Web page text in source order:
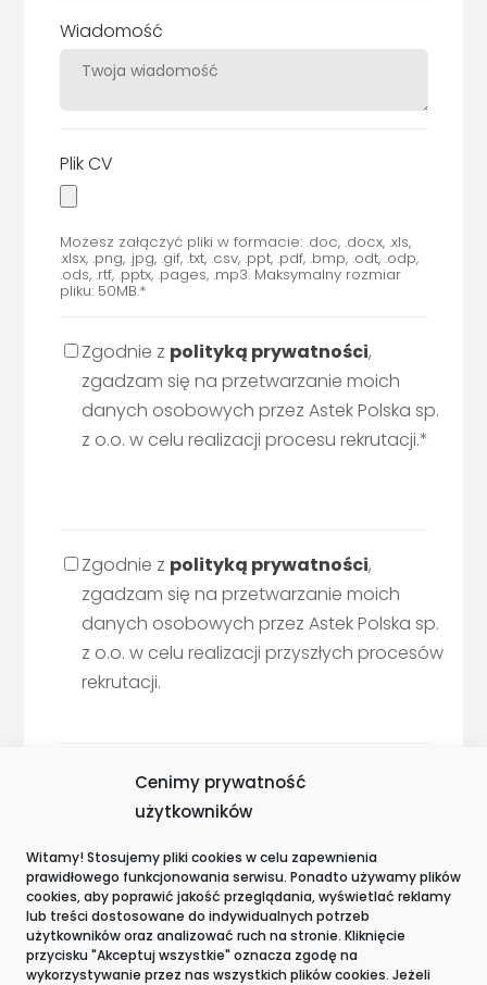
Cenimy prywatność
użytkowników
Witamy! Stosujemy pliki cookies w celu zapewnienia
prawidłowego funkcjonowania serwisu. Ponadto używamy plików
cookies, aby poprawić jakość przeglądania, wyświetlać reklamy
lub treści dostosowane do indywidualnych potrzeb
użytkowników oraz analizować ruch na stronie. Kliknięcie
przycisku "Akceptuj wszystkie" oznacza zgodę na
wykorzystywanie przez nas wszystkich plików cookies. Jeżeli
Wiadomość
Plik CV
Możesz załączyć pliki w formacie: .doc, .docx, .xls,
.xlsx, .png, .jpg, .gif, .txt, .csv, .ppt, .pdf, .bmp, .odt, .odp,
.ods, .rtf, .pptx, .pages, .mp3. Maksymalny rozmiar
pliku: 50MB.*
Zgodnie z polityką prywatności,
zgadzam się na przetwarzanie moich
danych osobowych przez Astek Polska sp.
z o.o. w celu realizacji procesu rekrutacji.*
Zgodnie z polityką prywatności,
zgadzam się na przetwarzanie moich
danych osobowych przez Astek Polska sp.
z o.o. w celu realizacji przyszłych procesów
rekrutacji.
Wyróżnienia i certyfikacje